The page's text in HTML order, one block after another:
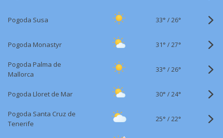
Pogoda Susa 33° /26°
Pogoda Monastyr 31° /27°
Pogoda Palma de
Mallorca
33° /26°
Pogoda Lloret de Mar 30° /24°
Pogoda Santa Cruz de
Tenerife
25° /22°